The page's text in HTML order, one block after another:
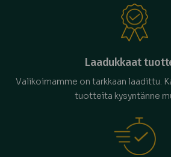
Laadukkaat
Valikoimamme on tarkkaan laadittu.
tuotteita kysyntänne